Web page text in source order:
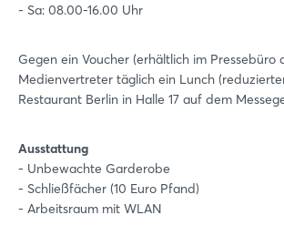
- Sa: 08.00-16.00 Uhr
Gegen ein Voucher (erhältlich im Pressebüro
Medienvertreter täglich ein Lunch
Restaurant Berlin in Halle 17 auf dem
Ausstattung
- Unbewachte Garderobe
- Schließfächer (10 Euro Pfand)
- Arbeitsraum mit WLAN